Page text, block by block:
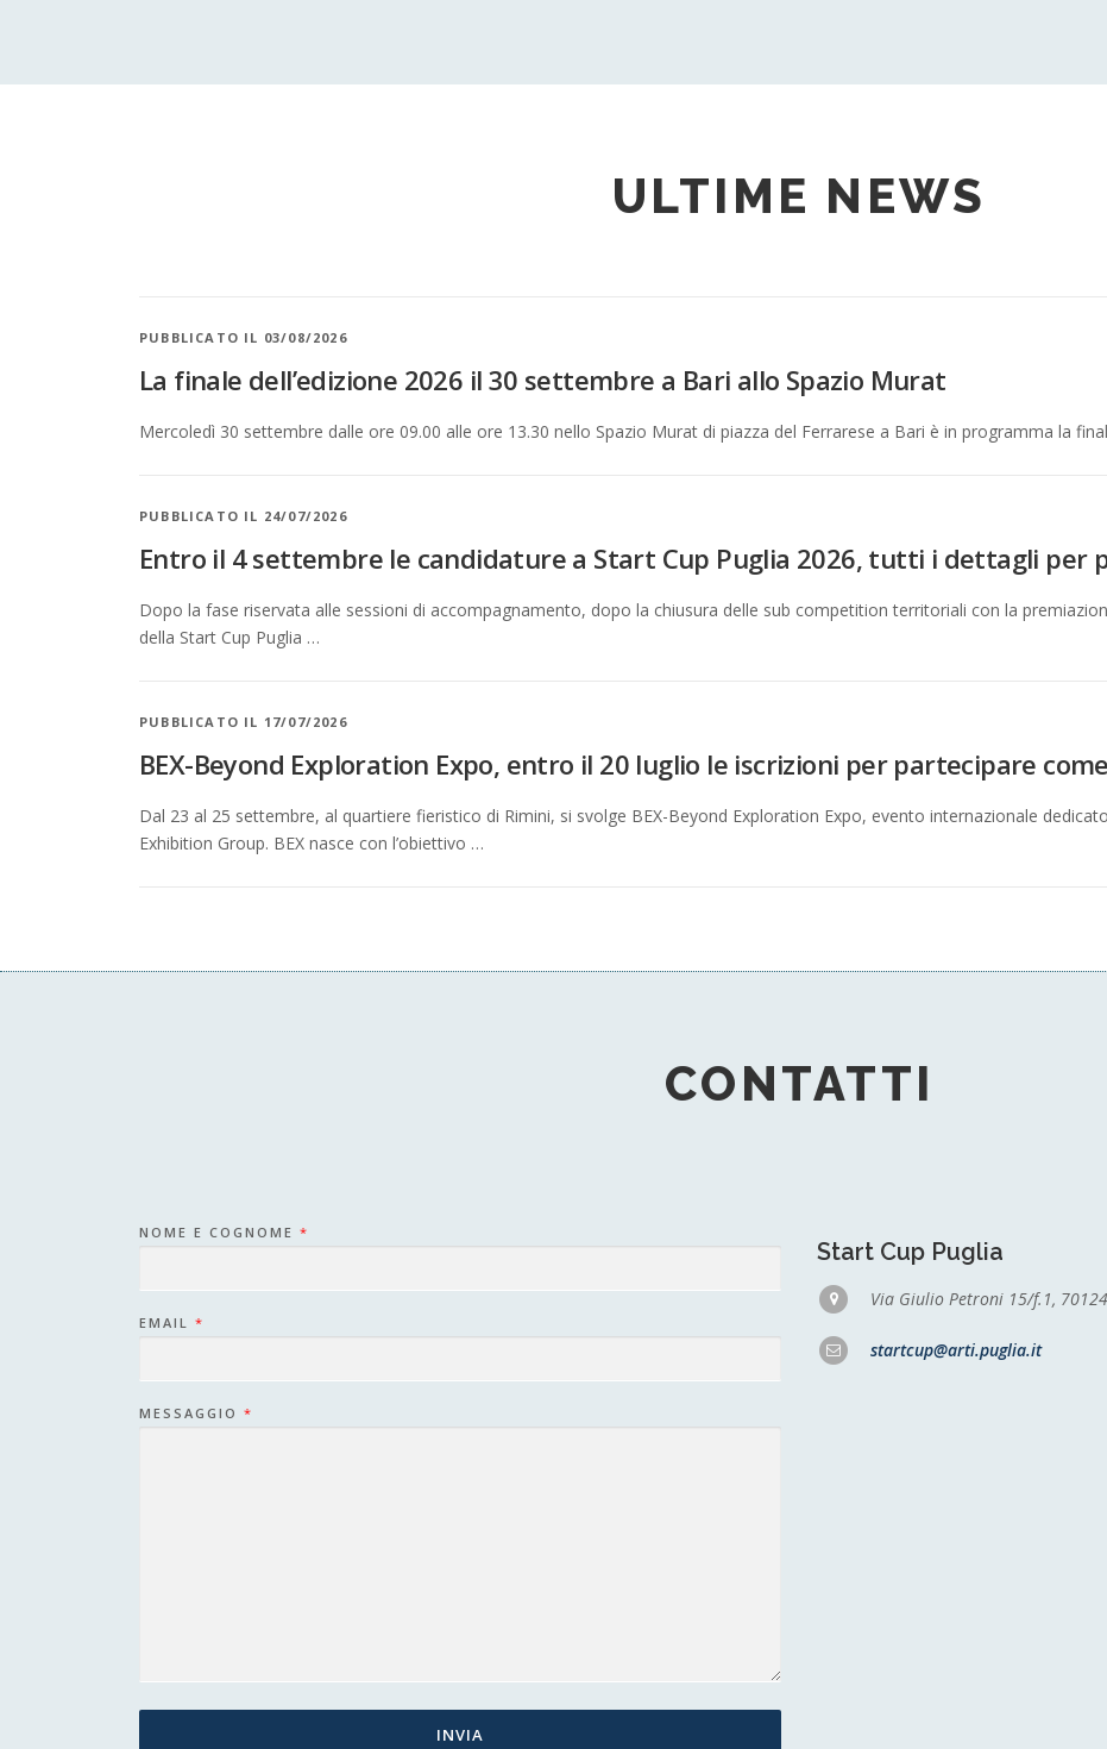
ULTIME NEWS
PUBBLICATO IL 03/08/2026
La finale dell’edizione 2026 il 30 settembre a Bari allo Spazio Murat
Mercoledì 30 settembre dalle ore 09.00 alle ore 13.30 nello Spazio Murat di piazza del Ferrarese a Bari è in programma la
PUBBLICATO IL 24/07/2026
Entro il 4 settembre le candidature a Start Cup Puglia 2026, tutti i dettagli per
Dopo la fase riservata alle sessioni di accompagnamento, dopo la chiusura delle sub competition territoriali con la
della Start Cup Puglia …
PUBBLICATO IL 17/07/2026
BEX-Beyond Exploration Expo, entro il 20 luglio le iscrizioni per partecipare
Dal 23 al 25 settembre, al quartiere fieristico di Rimini, si svolge BEX-Beyond Exploration Expo, evento internazionale
Exhibition Group. BEX nasce con l’obiettivo …
CONTATTI
NOME E COGNOME *
EMAIL *
MESSAGGIO *
INVIA
Start Cup Puglia
Via Giulio Petroni 15/f.1,
startcup@arti.puglia.it